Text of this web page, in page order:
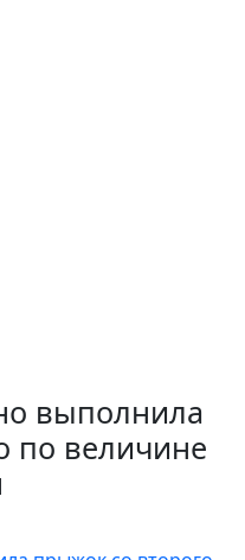
выполнила
по величине